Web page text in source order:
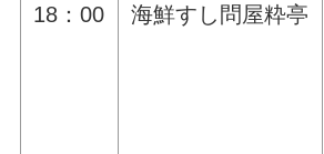
18：00 海鮮すし問屋粋亭